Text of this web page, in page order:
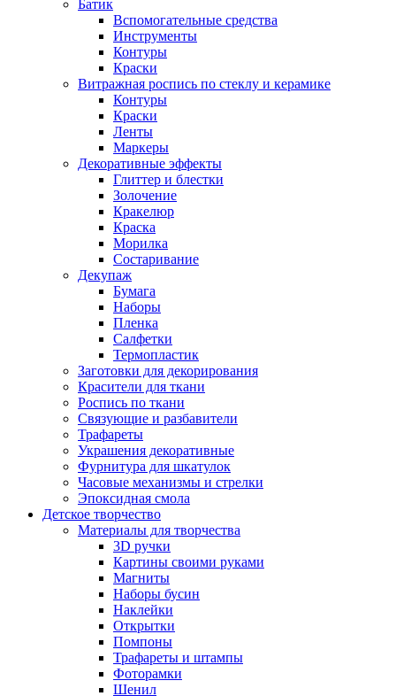
Батик
Вспомогательные средства
Инструменты
Контуры
Краски
Витражная роспись по стеклу и керамике
Контуры
Краски
Ленты
Маркеры
Декоративные эффекты
Глиттер и блестки
Золочение
Кракелюр
Краска
Морилка
Состаривание
Декупаж
Бумага
Наборы
Пленка
Салфетки
Термопластик
Заготовки для декорирования
Красители для ткани
Роспись по ткани
Связующие и разбавители
Трафареты
Украшения декоративные
Фурнитура для шкатулок
Часовые механизмы и стрелки
Эпоксидная смола
Детское творчество
Материалы для творчества
3D ручки
Картины своими руками
Магниты
Наборы бусин
Наклейки
Открытки
Помпоны
Трафареты и штампы
Фоторамки
Шенил